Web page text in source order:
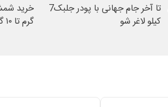
تا آخر جام جهانی با پودر جلبک7
کیلو لاغر شو
گرم تا ۱۰ گرم